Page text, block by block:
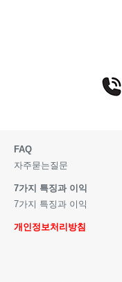
FAQ
자주묻는질문
7가지 특징과 이익
7가지 특징과 이익
개인정보처리방침